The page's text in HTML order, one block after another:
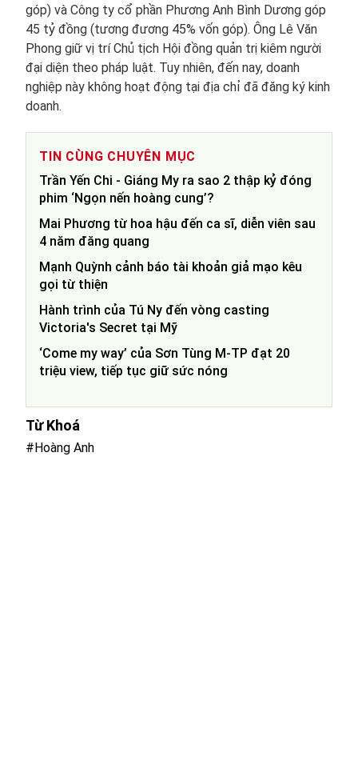
góp) và Công ty cổ phần Phương Anh Bình Dương góp
45 tỷ đồng (tương đương 45% vốn góp). Ông Lê Văn
Phong giữ vị trí Chủ tịch Hội đồng quản trị kiêm người
đại diện theo pháp luật. Tuy nhiên, đến nay, doanh
nghiệp này không hoạt động tại địa chỉ đã đăng ký kinh
doanh.
TIN CÙNG CHUYÊN MỤC
Trần Yến Chi - Giáng My ra sao 2 thập kỷ đóng
phim ‘Ngọn nến hoàng cung’?
Mai Phương từ hoa hậu đến ca sĩ, diễn viên sau
4 năm đăng quang
Mạnh Quỳnh cảnh báo tài khoản giả mạo kêu
gọi từ thiện
Hành trình của Tú Ny đến vòng casting
Victoria's Secret tại Mỹ
‘Come my way’ của Sơn Tùng M-TP đạt 20
triệu view, tiếp tục giữ sức nóng
Từ Khoá
#Hoàng Anh